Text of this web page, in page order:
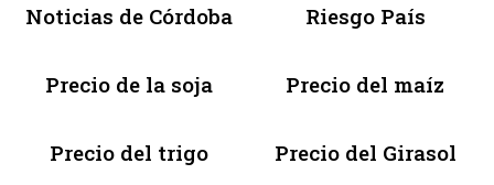
Noticias de Córdoba Riesgo País
Precio de la soja Precio del maíz
Precio del trigo Precio del Girasol